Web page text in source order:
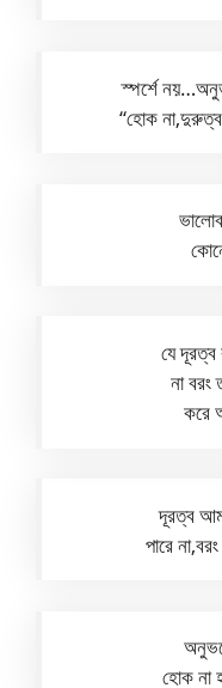
স্পর্শে
“হোক
যে
না বরং
করে
দূরত্ব
পারে
হোক না